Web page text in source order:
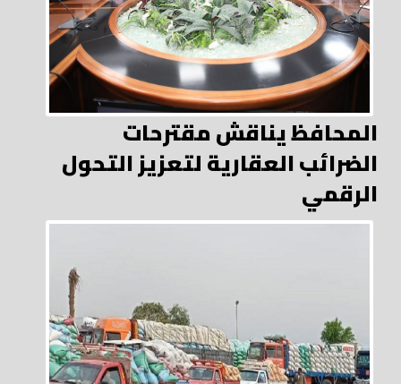
المحافظ يناقش مقترحات
الضرائب العقارية لتعزيز التحول
الرقمي